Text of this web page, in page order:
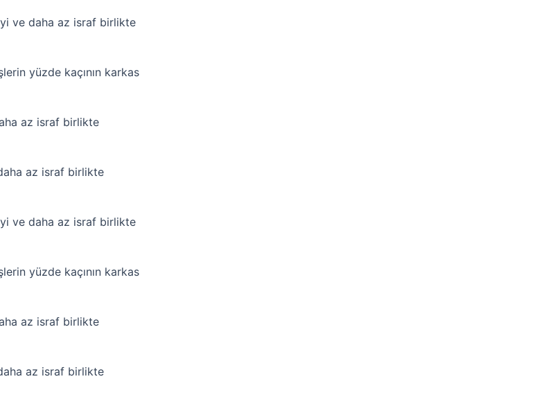
ve daha az israf birlikte
yüzde kaçının karkas
az israf birlikte
az israf birlikte
ve daha az israf birlikte
yüzde kaçının karkas
az israf birlikte
az israf birlikte